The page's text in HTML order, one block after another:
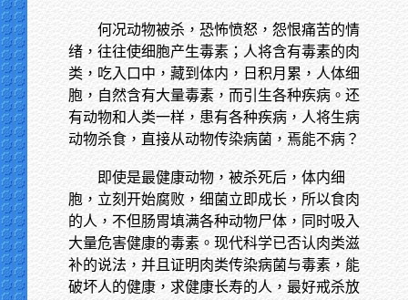
何况动物被杀，恐怖愤怒，怨恨痛苦的情
绪，往往使细胞产生毒素；人将含有毒素的肉
类，吃入口中，藏到体内，日积月累，人体细
胞，自然含有大量毒素，而引生各种疾病。还
有动物和人类一样，患有各种疾病，人将生病
动物杀食，直接从动物传染病菌，焉能不病？
即使是最健康动物，被杀死后，体内细
胞，立刻开始腐败，细菌立即成长，所以食肉
的人，不但肠胃填满各种动物尸体，同时吸入
大量危害健康的毒素。现代科学已否认肉类滋
补的说法，并且证明肉类传染病菌与毒素，能
破坏人的健康，求健康长寿的人，最好戒杀放